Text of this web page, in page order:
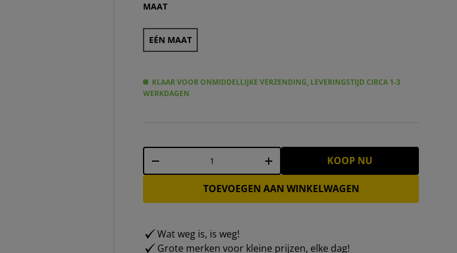
MAAT
EÉN MAAT
KLAAR VOOR ONMIDDELLIJKE VERZENDING, LEVERINGSTIJD CIRCA 1-3
WERKDAGEN
Aantal
- + KOOP NU
TOEVOEGEN AAN WINKELWAGEN
Wat weg is, is weg!
Grote merken voor kleine prijzen, elke dag!